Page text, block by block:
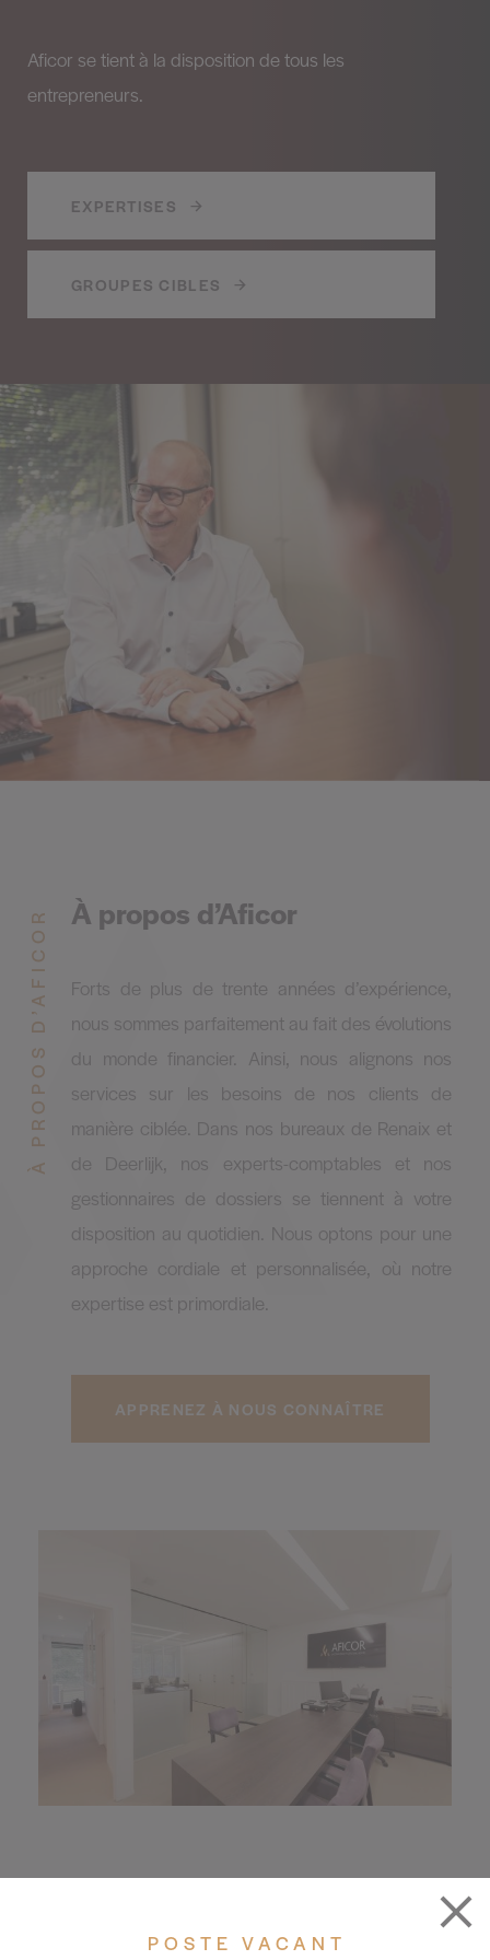
POSTE VACANT
Aficor se tient à la disposition de tous les
entrepreneurs.
EXPERTISES
GROUPES CIBLES
À PROPOS D’AFICOR À propos d’Aficor
Forts de plus de trente années d’expérience,
nous sommes parfaitement au fait des évolutions
du monde financier. Ainsi, nous alignons nos
services sur les besoins de nos clients de
manière ciblée. Dans nos bureaux de Renaix et
de Deerlijk, nos experts-comptables et nos
gestionnaires de dossiers se tiennent à votre
disposition au quotidien. Nous optons pour une
approche cordiale et personnalisée, où notre
expertise est primordiale.
APPRENEZ À NOUS CONNAÎTRE